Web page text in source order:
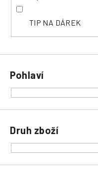
TIP NA DÁREK
Pohlaví
Druh zboží